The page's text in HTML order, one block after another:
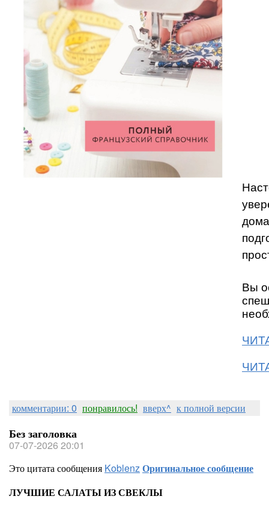
Вы
комментарии: 0 понравилось! вверх^ к полной версии
Без заголовка
07-07-2026 20:01
Это цитата сообщения KoblenzОригинальное сообщение
ЛУЧШИЕ САЛАТЫ ИЗ СВЕКЛЫ